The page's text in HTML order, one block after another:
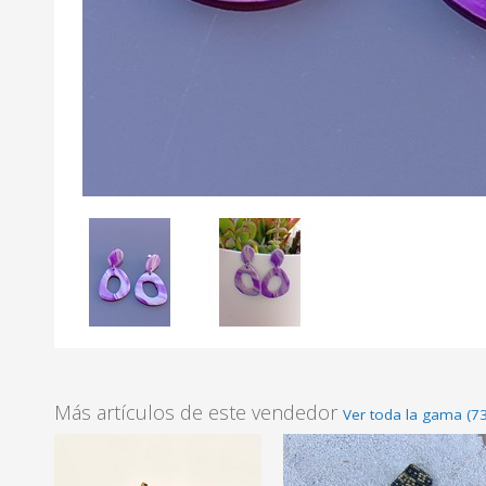
Más artículos de este vendedor Ver toda la gama